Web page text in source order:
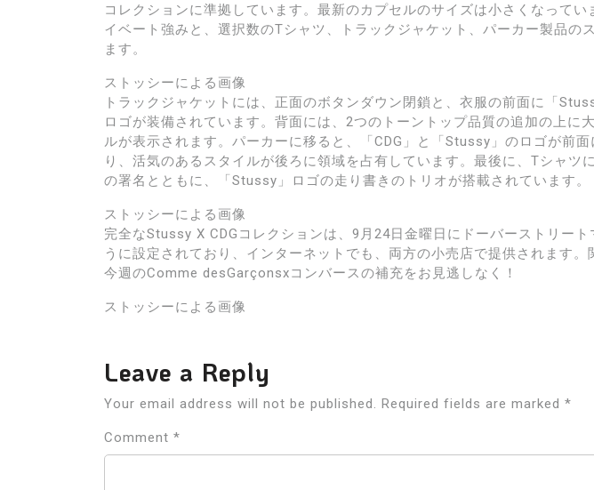
コレクションに準拠しています。最新のカプセルのサイズは小さくなってい
イベート強みと、選択数のTシャツ、トラックジャケット、パーカー製品の
ます。
ストッシーによる画像
トラックジャケットには、正面のボタンダウン閉鎖と、衣服の前面に「
ロゴが装備されています。背面には、2つのトーントップ品質の追加の上に
ルが表示されます。パーカーに移ると、「CDG」と「Stussy」のロゴが前
り、活気のあるスタイルが後ろに領域を占有しています。最後に、Tシャツに
の署名とともに、「Stussy」ロゴの走り書きのトリオが搭載されています。
ストッシーによる画像
完全なStussy X CDGコレクションは、9月24日金曜日にドーバーストリート
うに設定されており、インターネットでも、両方の小売店で提供されます。
今週のComme desGarçonsxコンバースの補充をお見逃しなく！
ストッシーによる画像
Leave a Reply
Your email address will not be published. Required fields are marked *
Comment *